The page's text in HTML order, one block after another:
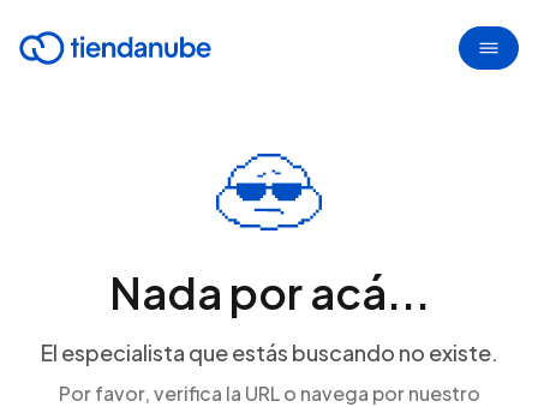
Nada por acá...
El especialista que estás buscando no existe.
Por favor, verifica la URL o navega por nuestro